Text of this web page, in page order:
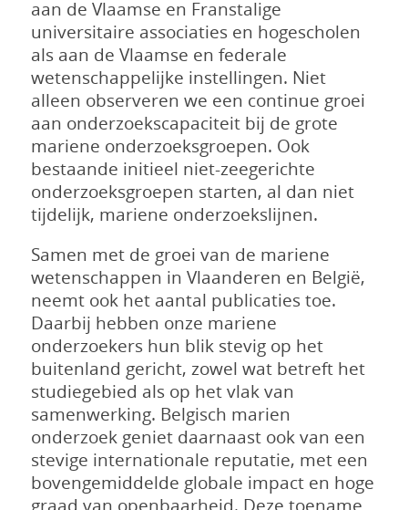
aan de Vlaamse en Franstalige
universitaire associaties en hogescholen
als aan de Vlaamse en federale
wetenschappelijke instellingen. Niet
alleen observeren we een continue groei
aan onderzoekscapaciteit bij de grote
mariene onderzoeksgroepen. Ook
bestaande initieel niet-zeegerichte
onderzoeksgroepen starten, al dan niet
tijdelijk, mariene onderzoekslijnen.
Samen met de groei van de mariene
wetenschappen in Vlaanderen en België,
neemt ook het aantal publicaties toe.
Daarbij hebben onze mariene
onderzoekers hun blik stevig op het
buitenland gericht, zowel wat betreft het
studiegebied als op het vlak van
samenwerking. Belgisch marien
onderzoek geniet daarnaast ook van een
stevige internationale reputatie, met een
bovengemiddelde globale impact en hoge
graad van openbaarheid. Deze toename